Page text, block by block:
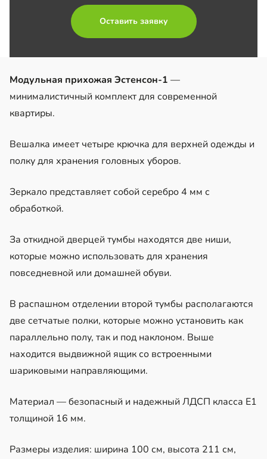
Оставить заявку
Модульная прихожая Эстенсон-1 —
минималистичный комплект для современной
квартиры.
Вешалка имеет четыре крючка для верхней одежды и
полку для хранения головных уборов.
Зеркало представляет собой серебро 4 мм с
обработкой.
За откидной дверцей тумбы находятся две ниши,
которые можно использовать для хранения
повседневной или домашней обуви.
В распашном отделении второй тумбы располагаются
две сетчатые полки, которые можно установить как
параллельно полу, так и под наклоном. Выше
находится выдвижной ящик со встроенными
шариковыми направляющими.
Материал — безопасный и надежный ЛДСП класса Е1
толщиной 16 мм.
Размеры изделия: ширина 100 см, высота 211 см,